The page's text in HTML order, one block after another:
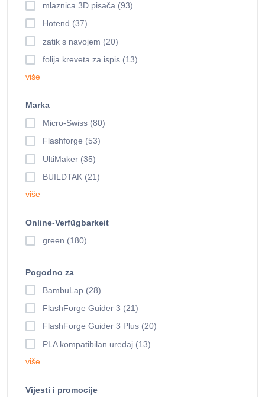
mlaznica 3D pisača (93)
Hotend (37)
zatik s navojem (20)
folija kreveta za ispis (13)
više
Marka
Micro-Swiss (80)
Flashforge (53)
UltiMaker (35)
BUILDTAK (21)
više
Online-Verfügbarkeit
green (180)
Pogodno za
BambuLap (28)
FlashForge Guider 3 (21)
FlashForge Guider 3 Plus (20)
PLA kompatibilan uređaj (13)
više
Vijesti i promocije